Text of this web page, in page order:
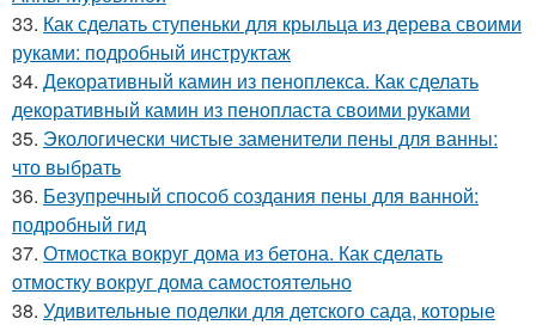
33. Как сделать ступеньки для крыльца из дерева своими
руками: подробный инструктаж
34. Декоративный камин из пеноплекса. Как сделать
декоративный камин из пенопласта своими руками
35. Экологически чистые заменители пены для ванны:
что выбрать
36. Безупречный способ создания пены для ванной:
подробный гид
37. Отмостка вокруг дома из бетона. Как сделать
отмостку вокруг дома самостоятельно
38. Удивительные поделки для детского сада, которые